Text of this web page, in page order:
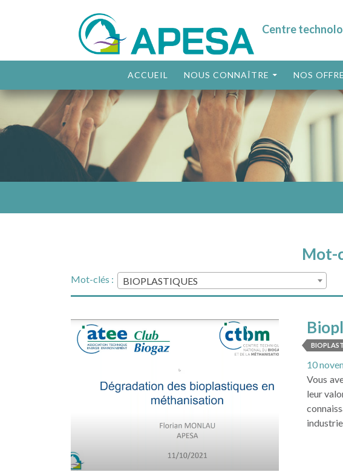
Centre
ACCUEIL
NOUS CONNAÎTRE NOS
Mot-
Mot-clés : BIOPLASTIQUES
10
Vous
leur